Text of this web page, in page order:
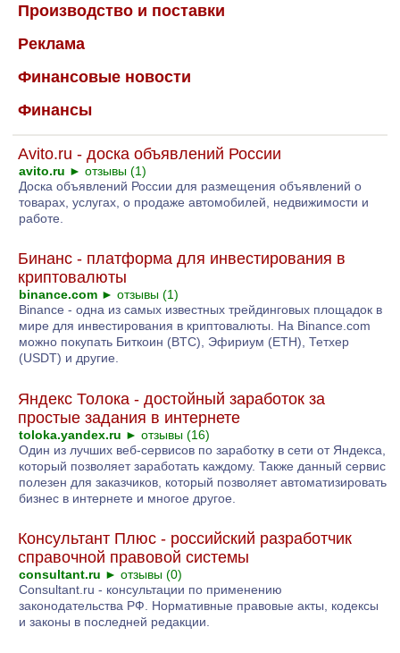
Производство и поставки
Реклама
Финансовые новости
Финансы
Avito.ru - доска объявлений России
avito.ru ► отзывы (1)
Доска объявлений России для размещения объявлений о
товарах, услугах, о продаже автомобилей, недвижимости и
работе.
Бинанс - платформа для инвестирования в
криптовалюты
binance.com ► отзывы (1)
Binance - одна из самых известных трейдинговых площадок в
мире для инвестирования в криптовалюты. На Binance.com
можно покупать Биткоин (BTC), Эфириум (ETH), Тетхер
(USDT) и другие.
Яндекс Толока - достойный заработок за
простые задания в интернете
toloka.yandex.ru ► отзывы (16)
Один из лучших веб-сервисов по заработку в сети от Яндекса,
который позволяет заработать каждому. Также данный сервис
полезен для заказчиков, который позволяет автоматизировать
бизнес в интернете и многое другое.
Консультант Плюс - российский разработчик
справочной правовой системы
consultant.ru ► отзывы (0)
Consultant.ru - консультации по применению
законодательства РФ. Нормативные правовые акты, кодексы
и законы в последней редакции.